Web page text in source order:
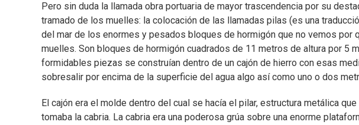
Pero sin duda la llamada obra portuaria de mayor trascendencia por su
tramado de los muelles: la colocación de las llamadas pilas (es una
del mar de los enormes y pesados bloques de hormigón que no vemos por
muelles. Son bloques de hormigón cuadrados de 11 metros de altura por 5
formidables piezas se construían dentro de un cajón de hierro con esas
sobresalir por encima de la superficie del agua algo así como uno o dos
El cajón era el molde dentro del cual se hacía el pilar, estructura metálica
tomaba la cabria. La cabria era una poderosa grúa sobre una enorme